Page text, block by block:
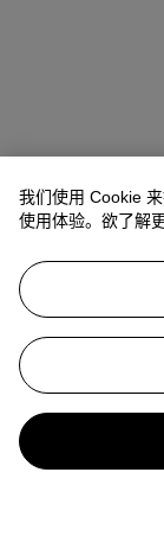
我们使用 Cookie
使用体验。欲了解